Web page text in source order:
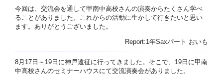
今回は、交流会を通して甲南中高校さんの演奏からたくさん学べ
ることがありました。これからの活動に生かして行きたいと思い
ます。ありがとうございました。
Report:1年Saxパート おいも
8月17日～19日に神戸遠征に行ってきました。そこで、19日に甲南
中高校さんのセミナーハウスにて交流演奏会がありました。